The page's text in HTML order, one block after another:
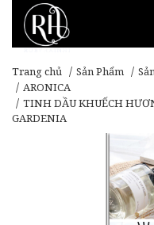
Trang chủ Sản Phẩm
ARONICA
TINH DẦU KHUẾCH
GARDENIA